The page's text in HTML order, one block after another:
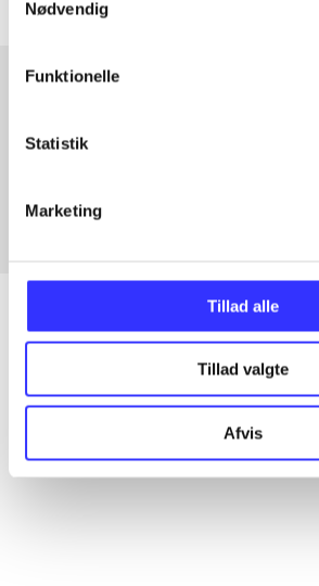
Nødvendig
Funktionelle
Statistik
Marketing
Tillad alle
Tillad valgte
Afvis
Artikler med samme emner
Alle registrerede artikler fordelt på